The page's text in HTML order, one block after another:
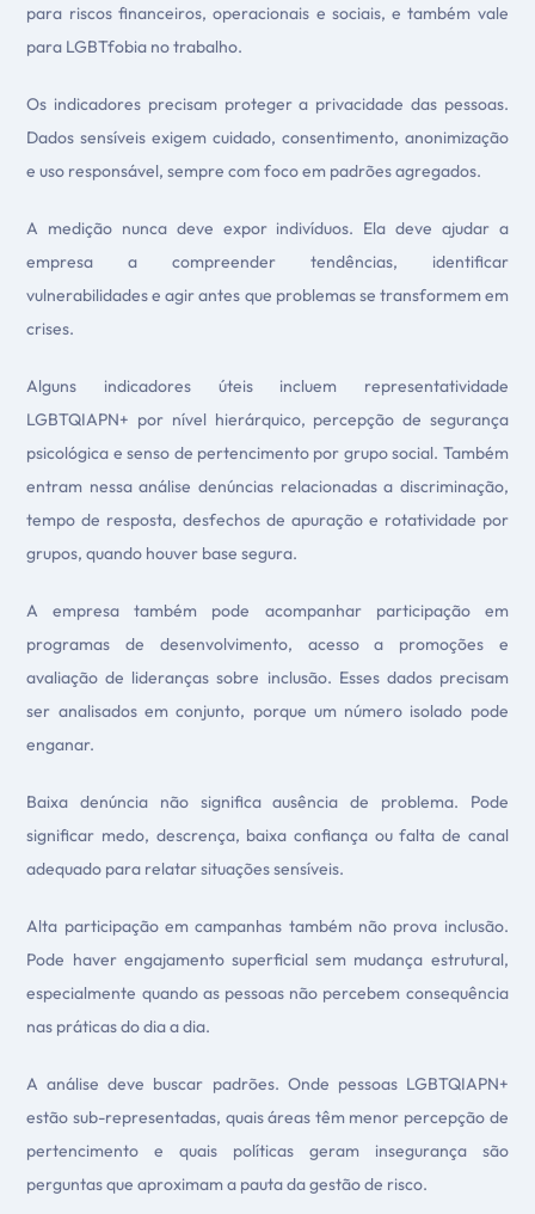
para riscos financeiros, operacionais e sociais, e também vale
para LGBTfobia no trabalho.
Os indicadores precisam proteger a privacidade das pessoas.
Dados sensíveis exigem cuidado, consentimento, anonimização
e uso responsável, sempre com foco em padrões agregados.
A medição nunca deve expor indivíduos. Ela deve ajudar a
empresa a compreender tendências, identificar
vulnerabilidades e agir antes que problemas se transformem em
crises.
Alguns indicadores úteis incluem representatividade
LGBTQIAPN+ por nível hierárquico, percepção de segurança
psicológica e senso de pertencimento por grupo social. Também
entram nessa análise denúncias relacionadas a discriminação,
tempo de resposta, desfechos de apuração e rotatividade por
grupos, quando houver base segura.
A empresa também pode acompanhar participação em
programas de desenvolvimento, acesso a promoções e
avaliação de lideranças sobre inclusão. Esses dados precisam
ser analisados em conjunto, porque um número isolado pode
enganar.
Baixa denúncia não significa ausência de problema. Pode
significar medo, descrença, baixa confiança ou falta de canal
adequado para relatar situações sensíveis.
Alta participação em campanhas também não prova inclusão.
Pode haver engajamento superficial sem mudança estrutural,
especialmente quando as pessoas não percebem consequência
nas práticas do dia a dia.
A análise deve buscar padrões. Onde pessoas LGBTQIAPN+
estão sub-representadas, quais áreas têm menor percepção de
pertencimento e quais políticas geram insegurança são
perguntas que aproximam a pauta da gestão de risco.